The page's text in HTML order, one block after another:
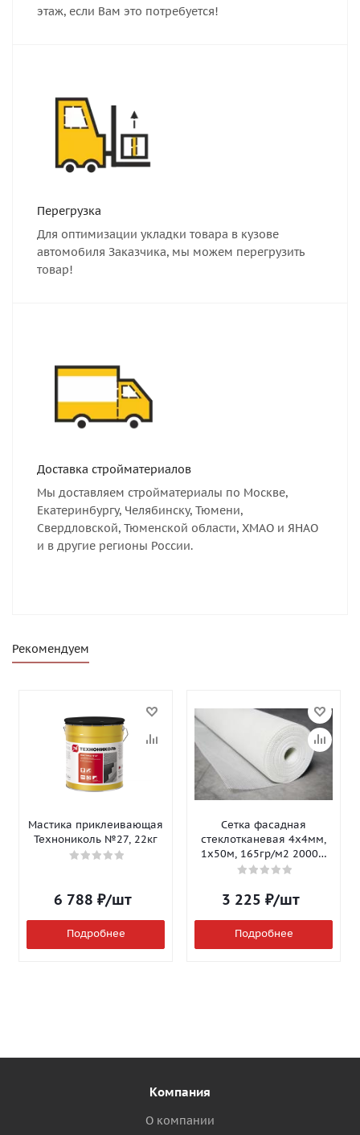
этаж, если Вам это потребуется!
Перегрузка
Для оптимизации укладки товара в кузове
автомобиля Заказчика, мы можем перегрузить
товар!
Доставка стройматериалов
Мы доставляем стройматериалы по Москве,
Екатеринбургу, Челябинску, Тюмени,
Свердловской, Тюменской области, ХМАО и ЯНАО
и в другие регионы России.
Рекомендуем
Мастика приклеивающая
Технониколь №27, 22кг
6 788 ₽/шт
Подробнее
Сетка фасадная
стеклотканевая 4х4мм,
1х50м, 165гр/м2 2000Н
Isomax-165
3 225 ₽/шт
Подробнее
Компания
О компании